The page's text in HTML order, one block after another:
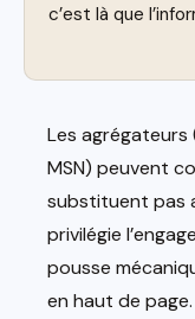
c’est là que
Les agrégateurs
MSN) peuvent
substituent pas
privilégie
pousse
en haut de